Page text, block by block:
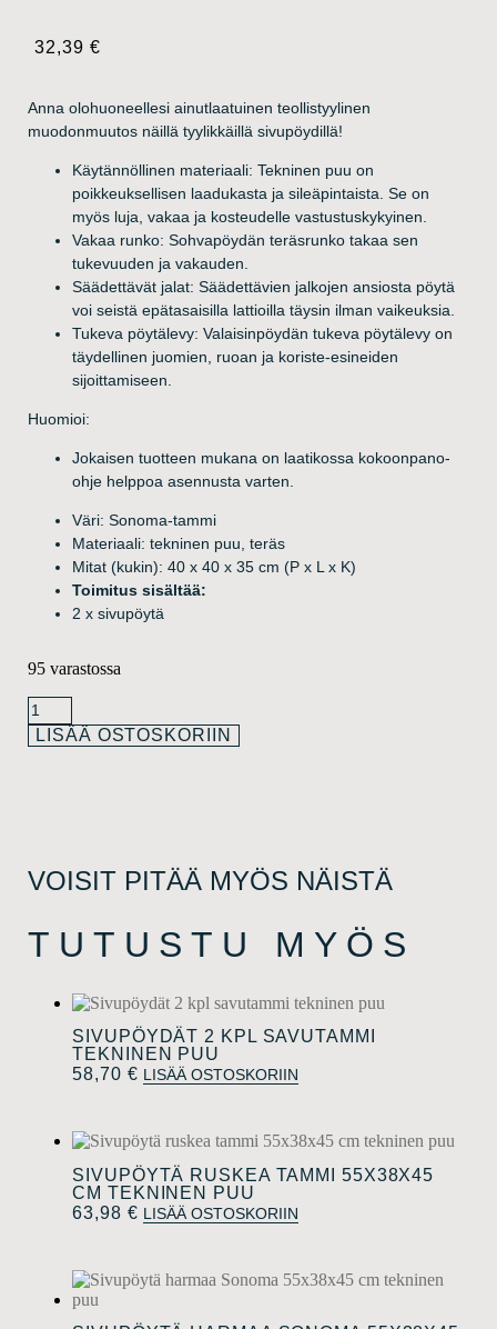
32,39 €
Anna olohuoneellesi ainutlaatuinen teollistyylinen
muodonmuutos näillä tyylikkäillä sivupöydillä!
Käytännöllinen materiaali: Tekninen puu on
poikkeuksellisen laadukasta ja sileäpintaista. Se on
myös luja, vakaa ja kosteudelle vastustuskykyinen.
Vakaa runko: Sohvapöydän teräsrunko takaa sen
tukevuuden ja vakauden.
Säädettävät jalat: Säädettävien jalkojen ansiosta pöytä
voi seistä epätasaisilla lattioilla täysin ilman vaikeuksia.
Tukeva pöytälevy: Valaisinpöydän tukeva pöytälevy on
täydellinen juomien, ruoan ja koriste-esineiden
sijoittamiseen.
Huomioi:
Jokaisen tuotteen mukana on laatikossa kokoonpano-
ohje helppoa asennusta varten.
Väri: Sonoma-tammi
Materiaali: tekninen puu, teräs
Mitat (kukin): 40 x 40 x 35 cm (P x L x K)
Toimitus sisältää:
2 x sivupöytä
95 varastossa
LISÄÄ OSTOSKORIIN
VOISIT PITÄÄ MYÖS NÄISTÄ
TUTUSTU MYÖS
SIVUPÖYDÄT 2 KPL SAVUTAMMI
TEKNINEN PUU
58,70 € LISÄÄ OSTOSKORIIN
SIVUPÖYTÄ RUSKEA TAMMI 55X38X45
CM TEKNINEN PUU
63,98 € LISÄÄ OSTOSKORIIN